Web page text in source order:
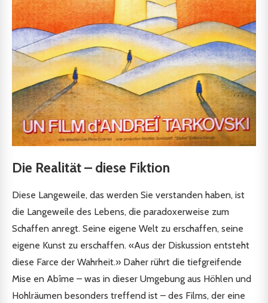
Die Realität – diese Fiktion
Diese Langeweile, das werden Sie verstanden haben, ist
die Langeweile des Lebens, die paradoxerweise zum
Schaffen anregt. Seine eigene Welt zu erschaffen, seine
eigene Kunst zu erschaffen. «Aus der Diskussion entsteht
diese Farce der Wahrheit.» Daher rührt die tiefgreifende
Mise en Abîme – was in dieser Umgebung aus Höhlen und
Hohlräumen besonders treffend ist – des Films, der eine